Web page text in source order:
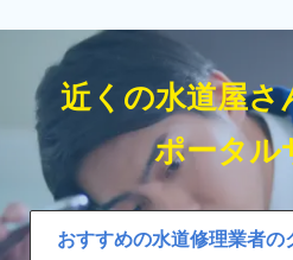
近くの水道屋
ポータル
おすすめの水道修理業者